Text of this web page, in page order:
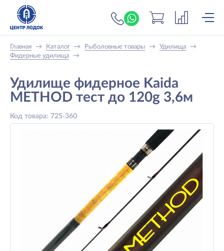
+7 (919) 698-56-
Главная → Каталог → Рыболовные товары → Удилища
→
Фидерные удилища
→
Удилище фидерное Kaida
METHOD тест до 120g 3,6м
Код товара: 725-360